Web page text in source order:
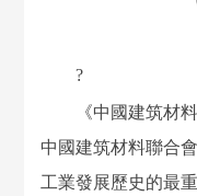
?
《中國建筑材
中國建筑材料聯合
工業發展歷史的最